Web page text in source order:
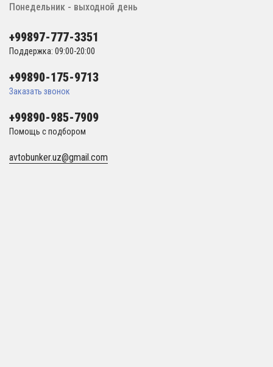
Понедельник - выходной день
+99897-777-3351
Поддержка: 09:00-20:00
+99890-175-9713
Заказать звонок
+99890-985-7909
Помощь с подбором
avtobunker.uz@gmail.com